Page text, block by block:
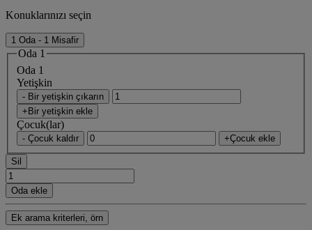
Konuklarınızı seçin
1 Oda - 1 Misafir
Oda 1
Oda 1
Yetişkin
- Bir yetişkin çıkarın
+Bir yetişkin ekle
Çocuk(lar)
- Çocuk kaldır +Çocuk ekle
Sil
Oda ekle
Ek arama kriterleri, örn